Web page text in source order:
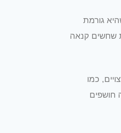
גורמת
שחשים קנאה
כמו
חושפים